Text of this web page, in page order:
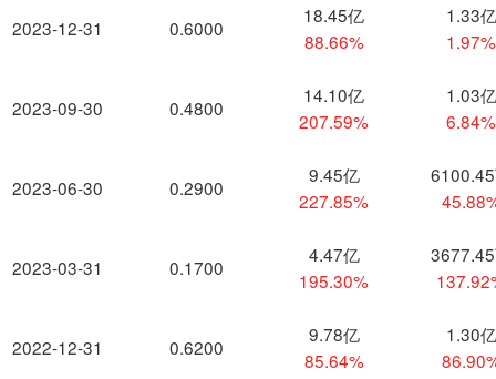
2023-12-31
2023-09-30
2023-06-30
2023-03-31
2022-12-31
0.6000
18.45亿
88.66%
1.33亿
1.97%
0.4800
14.10亿
207.59%
1.03亿
6.84%
0.2900
9.45亿
227.85%
0.1700
4.47亿
195.30%
0.6200
9.78亿
85.64%
1.30亿